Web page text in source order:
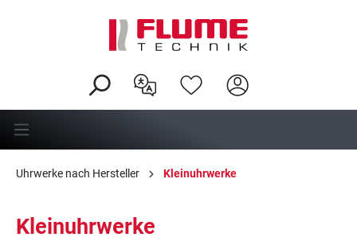
Uhrwerke nach Hersteller Kleinuhrwerke
Kleinuhrwerke